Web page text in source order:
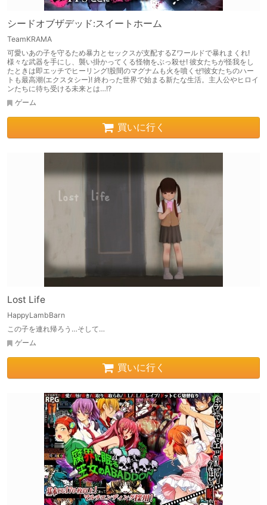
シードオブザデッド:スイートホーム
TeamKRAMA
可愛いあの子を守るため暴力とセックスが支配するZワールドで暴れまくれ!
様々な武器を手にし、襲い掛かってくる怪物をぶっ殺せ! 彼女たちが怪我をし
たときは即エッチでヒーリング!股間のマグナムも火を噴くぜ!彼女たちのハー
トも最高潮(エクスタシー)! 終わった世界で始まる新たな生活。主人公やヒロイ
ンたちに待ち受ける未来とは…!?
ゲーム
買いに行く
Lost Life
HappyLambBarn
この子を連れ帰ろう…そして…
ゲーム
買いに行く